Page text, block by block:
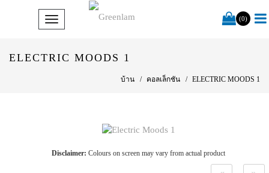
(0)
ELECTRIC MOODS 1
บ้าน คอลเล็กชัน ELECTRIC MOODS 1
Disclaimer: Colours on screen may vary from actual product